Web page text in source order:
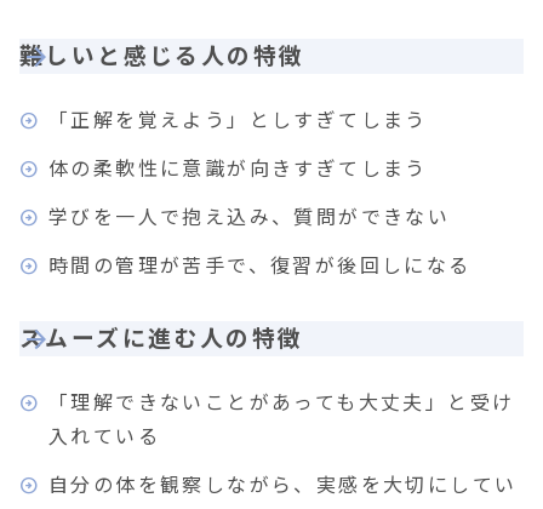
難しいと感じる人の特徴
「正解を覚えよう」としすぎてしまう
体の柔軟性に意識が向きすぎてしまう
学びを一人で抱え込み、質問ができない
時間の管理が苦手で、復習が後回しになる
スムーズに進む人の特徴
「理解できないことがあっても大丈夫」と受け
入れている
自分の体を観察しながら、実感を大切にしてい